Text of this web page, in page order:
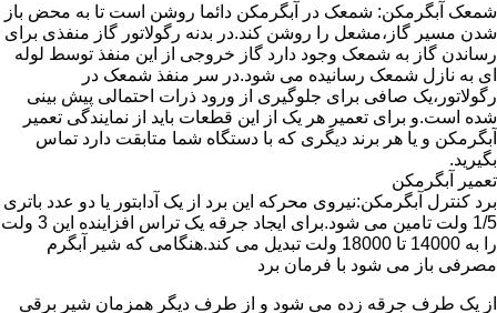
شمعک آبگرمکن: شمعک در آبگرمکن دائما روشن است تا به محض باز
شدن مسیر گاز،مشعل را روشن کند.در بدنه رگولاتور گاز منفذی برای
رساندن گاز به شمعک وجود دارد گاز خروجی از این منفذ توسط لوله
ای به نازل شمعک رسانیده می شود.در سر منفذ شمعک در
رگولاتور،یک صافی برای جلوگیری از ورود ذرات احتمالی پیش بینی
شده است.و برای تعمیر هر یک از این قطعات باید از نمایندگی تعمیر
آبگرمکن و یا هر برند دیگری که با دستگاه شما متابقت دارد تماس
بگیرید.
تعمیر آبگرمکن
برد کنترل آبگرمکن:نیروی محرکه این برد از یک آدابتور یا دو عدد باتری
1/5 ولت تامین می شود.برای ایجاد جرقه یک تراس افزاینده این 3 ولت
را به 14000 تا 18000 ولت تبدیل می کند.هنگامی که شیر آبگرم
مصرفی باز می شود با فرمان برد
از یک طرف جرقه زده می شود و از طرف دیگر همزمان شیر برقی